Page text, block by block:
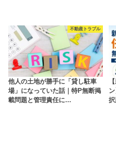
不動産トラブル
他人の土地が勝手に「貸し駐車
場」になっていた話｜特P無断掲
載問題と管理責任に…